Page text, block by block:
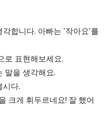
합니다. 아빠는 '작아요'를
로 표현해보세요.
말을 생각해요.
시다.
크게 휘두르네요! 잘 했어